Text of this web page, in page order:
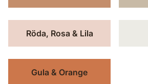
Röda, Rosa & Lila
Gula & Orange